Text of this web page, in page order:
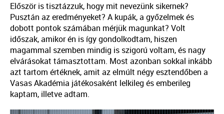
Először is tisztázzuk, hogy mit nevezünk sikernek?
Pusztán az eredményeket? A kupák, a győzelmek és
dobott pontok számában mérjük magunkat? Volt
időszak, amikor én is így gondolkodtam, hiszen
magammal szemben mindig is szigorú voltam, és nagy
elvárásokat támasztottam. Most azonban sokkal inkább
azt tartom értéknek, amit az elmúlt négy esztendőben a
Vasas Akadémia játékosaként lelkileg és emberileg
kaptam, illetve adtam.